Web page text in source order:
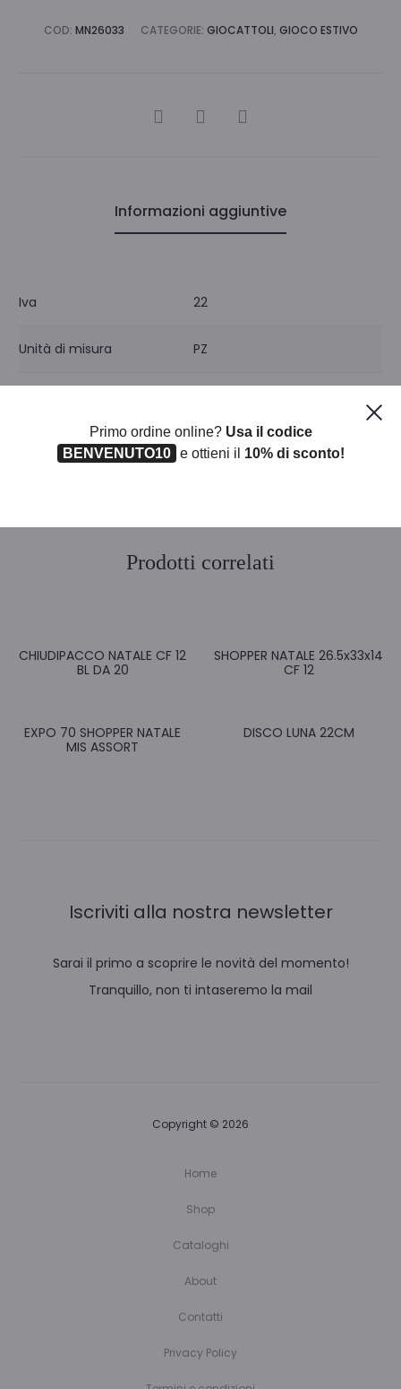
COD: MN26033 CATEGORIE: GIOCATTOLI, GIOCO ESTIVO
CONDIVIDI
Informazioni aggiuntive
Iva 22
Unità di misura PZ
Prodotti correlati
CHIUDIPACCO NATALE CF 12
BL DA 20
SHOPPER NATALE 26.5x33x14
CF 12
EXPO 70 SHOPPER NATALE
MIS ASSORT
DISCO LUNA 22CM
Iscriviti alla nostra newsletter
Sarai il primo a scoprire le novità del momento!
Tranquillo, non ti intaseremo la mail
Copyright © 2026
Home
Shop
Cataloghi
About
Contatti
Privacy Policy
Primo ordine online? Usa il codice
BENVENUTO10
e ottieni il 10% di sconto!